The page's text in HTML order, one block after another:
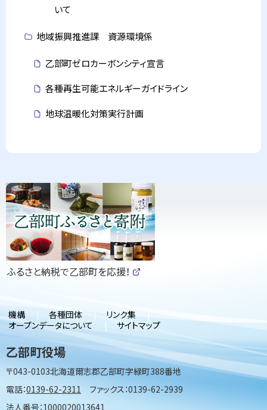
いて
地域振興推進課 資源環境係
乙部町ゼロカーボンシティ宣言
各種再生可能エネルギーガイドライン
地球温暖化対策実行計画
ト
プ
に
戻
る
サ
イ
ド
・
メ
ニ
ュ
ー
ピ
ッ
ク
ア
ッ
プ
ふるさと納税で乙部町を応援！ （
新
ィ
ン
ド
で
開
き
す
サ
イ
ト
乙部町役場
〒043-0103北海道爾志郡乙部町字緑町388番地
電話：0139-62-2311
ファックス：0139-62-2939
法人番号：1000020013641
機構 各種団体
リンク集
オープンデータについて
サイトマップ